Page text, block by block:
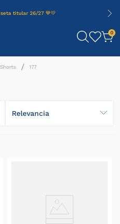
titular 26/27 💙💛
0
177
Relevancia